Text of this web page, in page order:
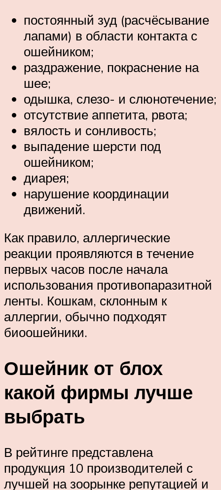
постоянный зуд (расчёсывание
лапами) в области контакта с
ошейником;
раздражение, покраснение на
шее;
одышка, слезо- и слюнотечение;
отсутствие аппетита, рвота;
вялость и сонливость;
выпадение шерсти под
ошейником;
диарея;
нарушение координации
движений.
Как правило, аллергические
реакции проявляются в течение
первых часов после начала
использования противопаразитной
ленты. Кошкам, склонным к
аллергии, обычно подходят
биоошейники.
Ошейник от блох
какой фирмы лучше
выбрать
В рейтинге представлена
продукция 10 производителей с
лучшей на зоорынке репутацией и